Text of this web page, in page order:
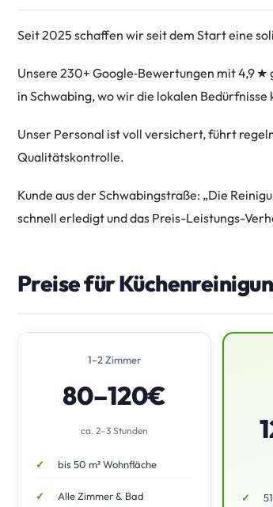
Seit 2025 schaffen wir seit dem Start eine
Unsere 230+ Google‑Bewertungen mit 4,9
in Schwabing, wo wir die lokalen Bedürfnisse
Unser Personal ist voll versichert, führt
Qualitätskontrolle.
Kunde aus der Schwabingstraße: „Die
schnell erledigt und das Preis-Leistungs-
Preise für
1–2 Zimmer
80–120€
ca. 2–3 Stunden
bis 50 m² Wohnfläche
Alle Zimmer & Bad